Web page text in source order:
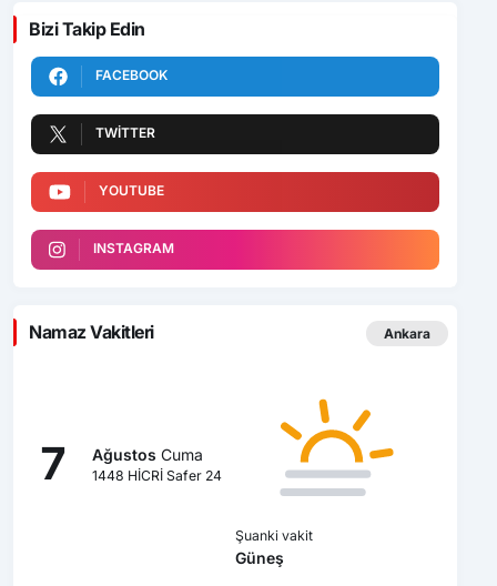
Bizi Takip Edin
FACEBOOK
TWITTER
YOUTUBE
INSTAGRAM
Namaz Vakitleri Ankara
7 Ağustos Cuma
1448 HİCRİ Safer 24
Şuanki vakit
Güneş